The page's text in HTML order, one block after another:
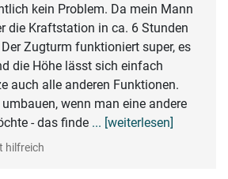
kein Problem. Da mein Mann
die Kraftstation in ca. 6 Stunden
Zugturm funktioniert super, es
die Höhe lässt sich einfach
auch alle anderen Funktionen.
wenn man eine andere
- das finde ... [weiterlesen]
hilfreich